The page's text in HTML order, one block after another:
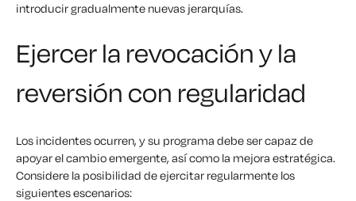
introducir gradualmente nuevas jerarquías.
Ejercer la revocación y la
reversión con regularidad
Los incidentes ocurren, y su programa debe ser capaz de
apoyar el cambio emergente, así como la mejora estratégica.
Considere la posibilidad de ejercitar regularmente los
siguientes escenarios: